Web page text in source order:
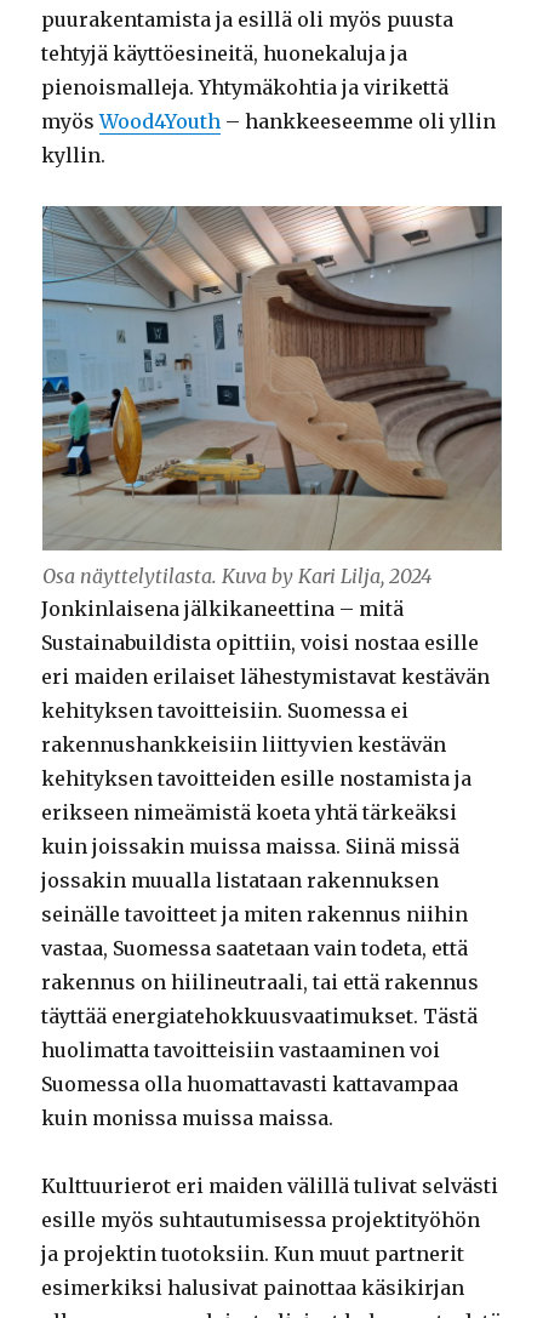
puurakentamista ja esillä oli myös puusta
tehtyjä käyttöesineitä, huonekaluja ja
pienoismalleja. Yhtymäkohtia ja virikettä
myösWood4Youth – hankkeeseemme oli yllin
kyllin.
Osa näyttelytilasta. Kuva by Kari Lilja, 2024
Jonkinlaisena jälkikaneettina – mitä
Sustainabuildista opittiin, voisi nostaa esille
eri maiden erilaiset lähestymistavat kestävän
kehityksen tavoitteisiin. Suomessa ei
rakennushankkeisiin liittyvien kestävän
kehityksen tavoitteiden esille nostamista ja
erikseen nimeämistä koeta yhtä tärkeäksi
kuin joissakin muissa maissa. Siinä missä
jossakin muualla listataan rakennuksen
seinälle tavoitteet ja miten rakennus niihin
vastaa, Suomessa saatetaan vain todeta, että
rakennus on hiilineutraali, tai että rakennus
täyttää energiatehokkuusvaatimukset. Tästä
huolimatta tavoitteisiin vastaaminen voi
Suomessa olla huomattavasti kattavampaa
kuin monissa muissa maissa.
Kulttuurierot eri maiden välillä tulivat selvästi
esille myös suhtautumisessa projektityöhön
ja projektin tuotoksiin. Kun muut partnerit
esimerkiksi halusivat painottaa käsikirjan